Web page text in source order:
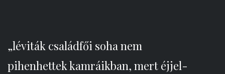
„léviták családfői soha nem
pihenhettek kamráikban, mert éjjel-